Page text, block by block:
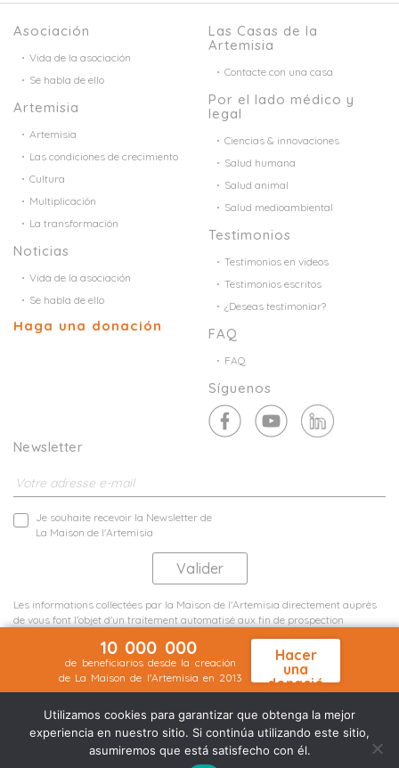
Asociación
Vida de la asociación
Se habla de ello
Artemisia
Artemisia
Las condiciones de crecimiento
Cultura
Multiplicación
La transformación
Noticias
Vida de la asociación
Se habla de ello
Haga una donación
Las Casas de la
Artemisia
Contacte con una casa
Por el lado médico y
legal
Ciencias & innovaciones
Salud humana
Salud animal
Salud medioambiental
Testimonios
Testimonios en videos
Testimonios escritos
¿Deseas testimoniar?
FAQ
FAQ
Síguenos
Newsletter
Je souhaite recevoir la Newsletter de
La Maison de l'Artemisia
Les informations collectées par la Maison de l'Artemisia directement auprès
de vous font l'objet d'un traitement automatisé aux fin de prospection
10 000 000
de beneficiarios desde la creación
de La Maison de l'Artemisia en 2013
Hacer
una
donació
n
Utilizamos cookies para garantizar que obtenga la mejor
experiencia en nuestro sitio. Si continúa utilizando este sitio,
asumiremos que está satisfecho con él.